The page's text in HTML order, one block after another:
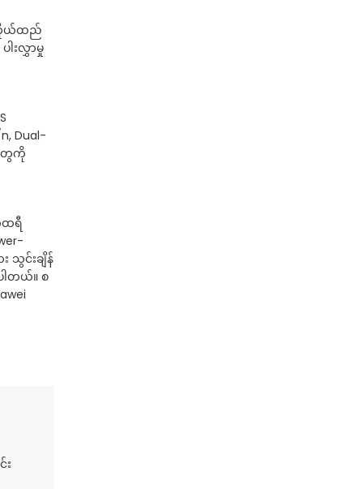
ကိုယ်ထည်
ါးလွှာမှု
Dual-
ေကို
ထရီ
သွင်းချိန်
ါတယ်။ စ
း